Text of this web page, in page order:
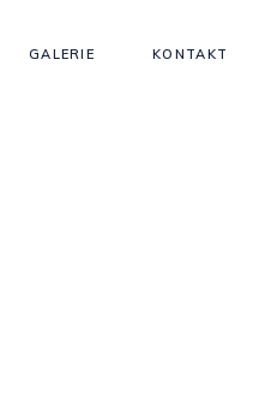
GALERIE KONTAKT